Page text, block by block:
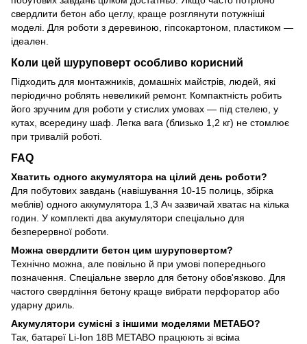
свердлити бетон або цеглу, краще розглянути потужніші
моделі. Для роботи з деревиною, гіпсокартоном, пластиком —
ідеален.
Коли цей шуруповерт особливо корисний
Підходить для монтажників, домашніх майстрів, людей, які
періодично роблять невеликий ремонт. Компактність робить
його зручним для роботи у стислих умовах — під стелею, у
кутах, всередину шаф. Легка вага (близько 1,2 кг) не стомлює
при тривалій роботі.
FAQ
Хватить одного акумулятора на цілий день роботи?
Для побутових завдань (навішування 10-15 полиць, збірка
меблів) одного аккумулятора 1,3 Ач зазвичай хватає на кілька
годин. У комплекті два акумулятори спеціально для
безперервної роботи.
Можна свердлити бетон цим шуруповертом?
Технічно можна, але повільно й при умові попереднього
позначення. Спеціальне зверло для бетону обов'язково. Для
частого свердління бетону краще вибрати перфоратор або
ударну дриль.
Акумулятори сумісні з іншими моделями МЕТАБО?
Так, батареї Li-Ion 18В METABO працюють зі всіма